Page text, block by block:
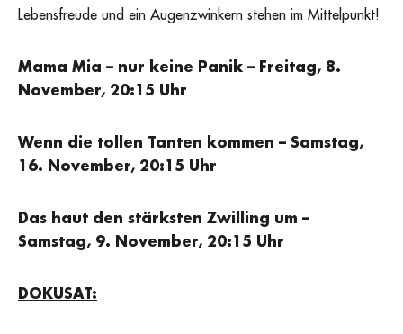
Lebensfreude und ein Augenzwinkern stehen im Mittelpunkt!
Mama Mia – nur keine Panik – Freitag, 8.
November, 20:15 Uhr
Wenn die tollen Tanten kommen – Samstag,
16. November, 20:15 Uhr
Das haut den stärksten Zwilling um –
Samstag, 9. November, 20:15 Uhr
DOKUSAT: